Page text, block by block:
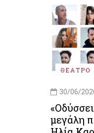
ΘΕΑΤΡΟ
30/06/
μεγάλη